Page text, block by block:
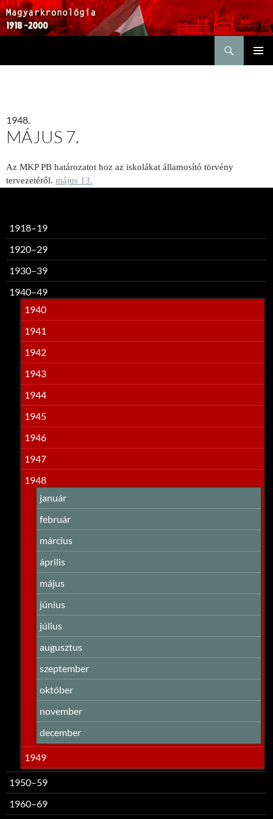
1948.
MÁJUS 7.
Az MKP PB határozatot hoz az iskolákat államosító törvény
tervezetéről. május 13.
1918–19
1920–29
1930–39
1940–49
1940
1941
1942
1943
1944
1945
1946
1947
1948
január
február
március
április
május
június
július
augusztus
szeptember
október
november
december
1949
1950–59
1960–69